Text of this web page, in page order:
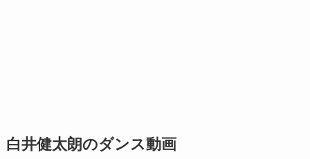
白井健太朗のダンス動画